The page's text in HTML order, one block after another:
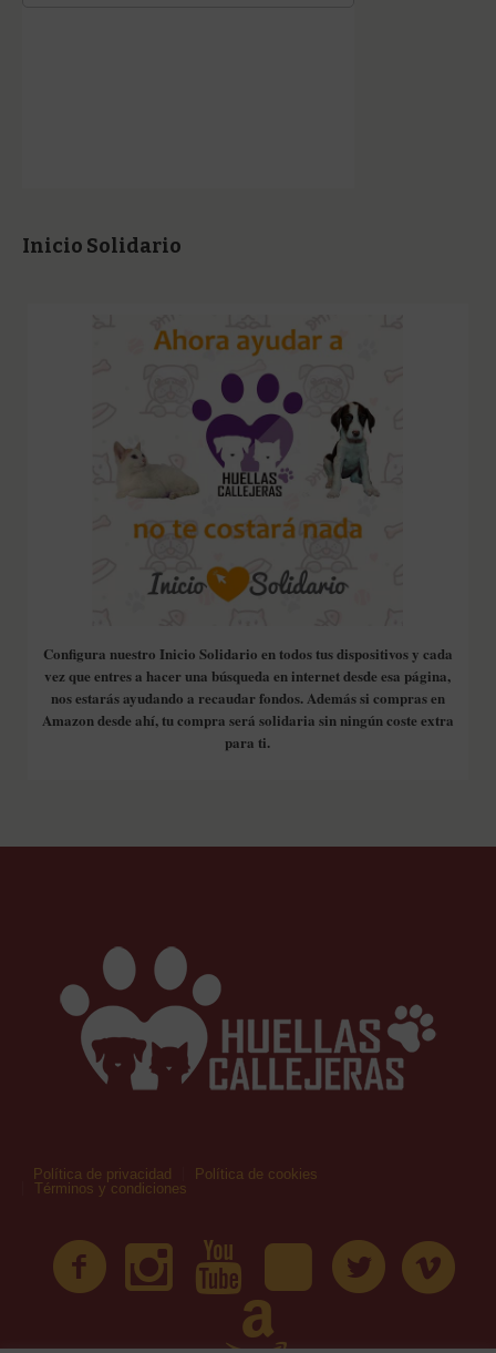
Inicio Solidario
Configura nuestro Inicio Solidario en todos tus dispositivos y cada
vez que entres a hacer una búsqueda en internet desde esa página,
nos estarás ayudando a recaudar fondos. Además si compras en
Amazon desde ahí, tu compra será solidaria sin ningún coste extra
para ti.
Política de privacidad
Política de cookies
Términos y condiciones